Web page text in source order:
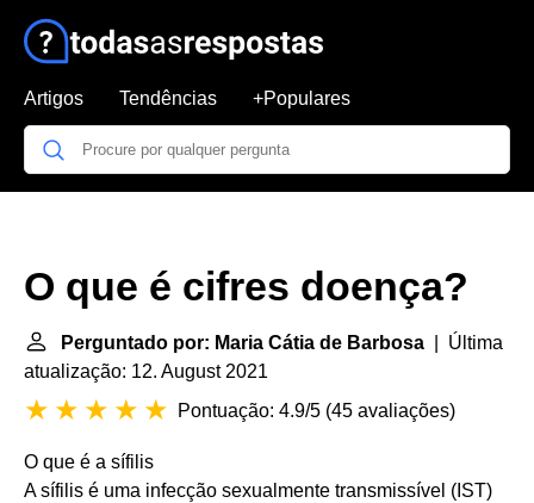
Artigos Tendências +Populares
O que é cifres doença?
Perguntado por: Maria Cátia de Barbosa | Última
atualização: 12. August 2021
Pontuação: 4.9/5 (45 avaliações)
O que é a sífilis
A sífilis é uma infecção sexualmente transmissível (IST)